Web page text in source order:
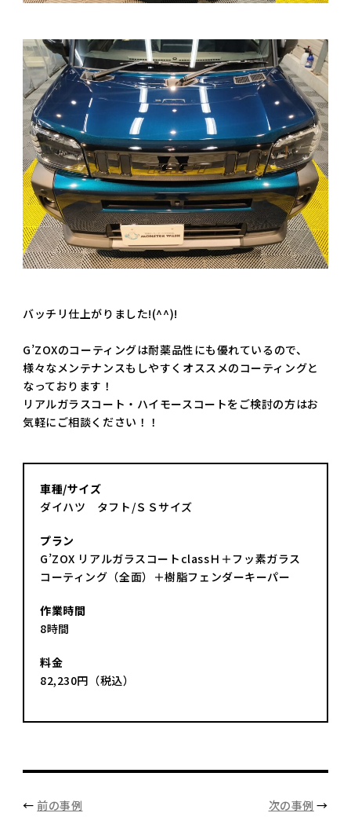
バッチリ仕上がりました!(^^)!
G’ZOXのコーティングは耐薬品性にも優れているので、
様々なメンテナンスもしやすくオススメのコーティングと
なっております！
リアルガラスコート・ハイモースコートをご検討の方はお
気軽にご相談ください！！
車種/サイズ
ダイハツ タフト/ＳＳサイズ
プラン
G’ZOX リアルガラスコートclassＨ＋フッ素ガラス
コーティング（全面）＋樹脂フェンダーキーパー
作業時間
8時間
料金
82,230円（税込）
← 前の事例 次の事例 →